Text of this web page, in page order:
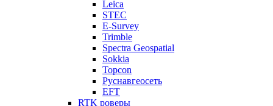
Leica
STEC
E-Survey
Trimble
Spectra Geospatial
Sokkia
Topcon
Руснавгеосеть
EFT
RTK роверы